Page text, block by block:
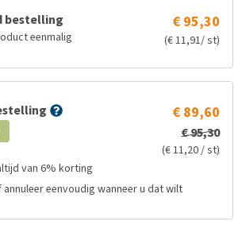
bestelling
eenmalig
€ 95,30
(€ 11,91/ st)
€ 89,60
€ 95,30
(€ 11,20 / st)
van 6% korting
annuleer eenvoudig wanneer u dat wilt